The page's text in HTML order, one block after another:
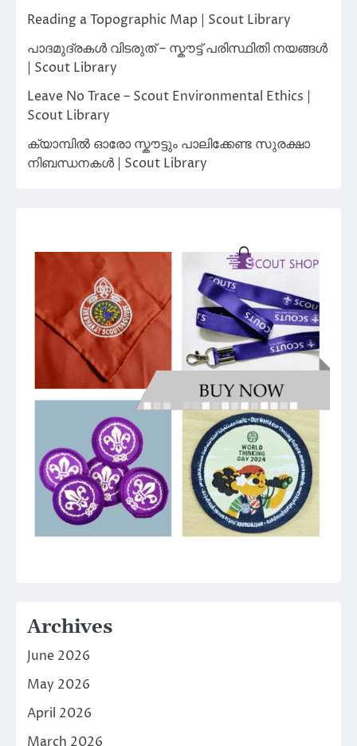
Reading a Topographic Map | Scout Library
പാദമുദ്രകൾ വിടരുത് – സ്കൗട്ട് പരിസ്ഥിതി നയങ്ങൾ
| Scout Library
Leave No Trace – Scout Environmental Ethics |
Scout Library
ക്യാമ്പിൽ ഓരോ സ്കൗട്ടും പാലിക്കേണ്ട സുരക്ഷാ
നിബന്ധനകൾ | Scout Library
Archives
June 2026
May 2026
April 2026
March 2026